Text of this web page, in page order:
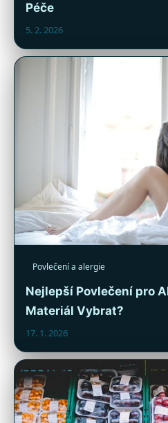
Péče
5. 2. 2026
Povlečení a alergie
Nejlepší Povlečení pro
Materiál Vybrat?
17. 1. 2026